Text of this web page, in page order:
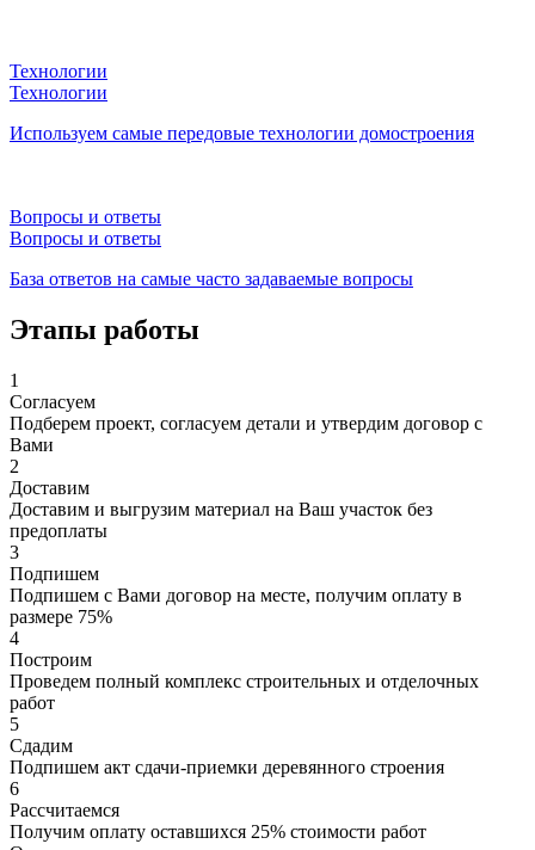
Технологии
Технологии
Используем самые передовые технологии домостроения
Вопросы и ответы
Вопросы и ответы
База ответов на самые часто задаваемые вопросы
Этапы работы
1
Согласуем
Подберем проект, согласуем детали и утвердим договор с
Вами
2
Доставим
Доставим и выгрузим материал на Ваш участок без
предоплаты
3
Подпишем
Подпишем с Вами договор на месте, получим оплату в
размере 75%
4
Построим
Проведем полный комплекс строительных и отделочных
работ
5
Сдадим
Подпишем акт сдачи-приемки деревянного строения
6
Рассчитаемся
Получим оплату оставшихся 25% стоимости работ